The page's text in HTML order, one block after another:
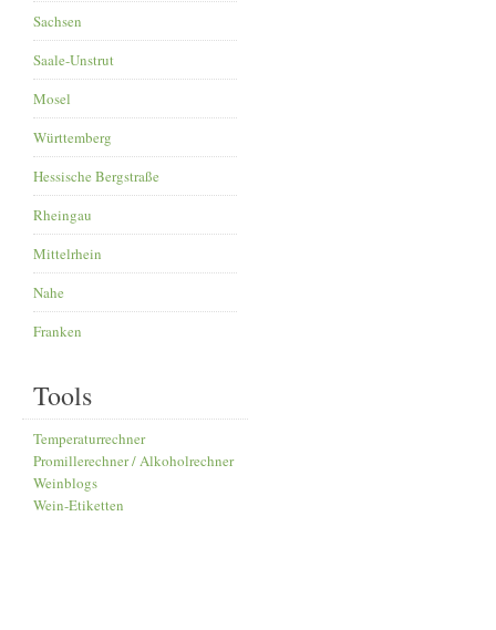
Sachsen
Saale-Unstrut
Mosel
Württemberg
Hessische Bergstraße
Rheingau
Mittelrhein
Nahe
Franken
Tools
Temperaturrechner
Promillerechner / Alkoholrechner
Weinblogs
Wein-Etiketten